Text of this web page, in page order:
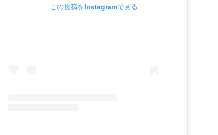
この投稿をInstagramで見る